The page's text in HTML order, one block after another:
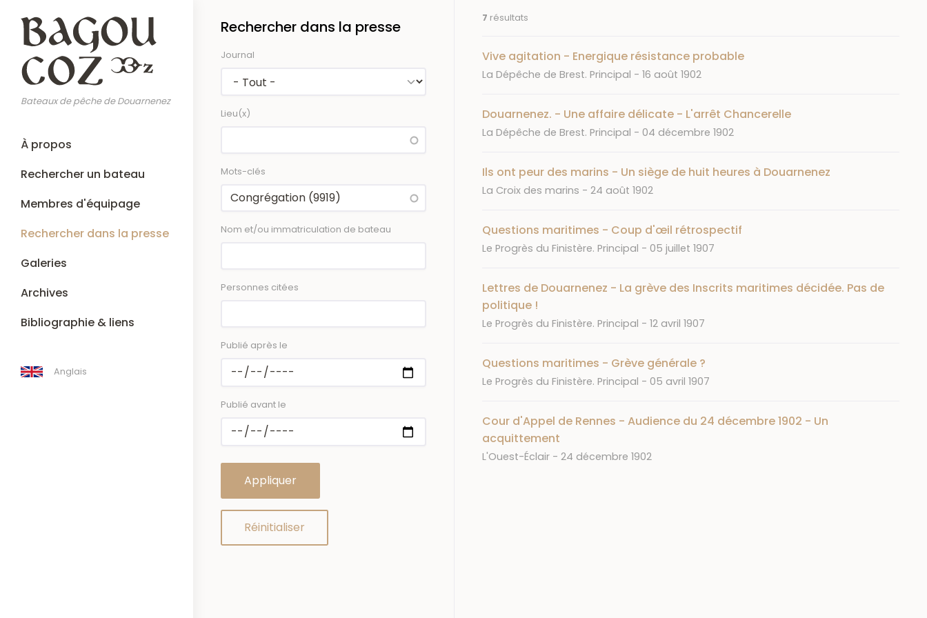
contenu
principal
Bateaux de pêche de Douarnenez
Main
navigation
À propos
Rechercher un bateau
Membres d'équipage
Rechercher dans la presse
Galeries
Archives
Bibliographie & liens
Anglais
Rechercher dans la presse
Journal
Lieu(x)
Mots-clés
Nom et/ou immatriculation de bateau
Personnes citées
Publié après le
Publié avant le
7 résultats
Vive agitation - Energique résistance probable
Journal
La Dépêche de Brest. Principal Date
16 août 1902
Douarnenez. - Une affaire délicate - L'arrêt Chancerelle
Journal
La Dépêche de Brest. Principal Date
04 décembre 1902
Ils ont peur des marins - Un siège de huit heures à Douarnenez
Journal
La Croix des marins Date
24 août 1902
Questions maritimes - Coup d'œil rétrospectif
Journal
Le Progrès du Finistère. Principal Date
05 juillet 1907
Lettres de Douarnenez - La grève des Inscrits maritimes décidée. Pas de
politique !
Journal
Le Progrès du Finistère. Principal Date
12 avril 1907
Questions maritimes - Grève générale ?
Journal
Le Progrès du Finistère. Principal Date
05 avril 1907
Cour d'Appel de Rennes - Audience du 24 décembre 1902 - Un
acquittement
Journal
L'Ouest-Éclair Date
24 décembre 1902